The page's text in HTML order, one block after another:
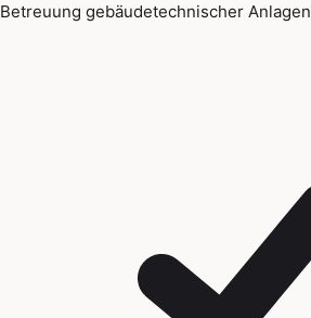
Betreuung gebäudetechnischer Anlagen